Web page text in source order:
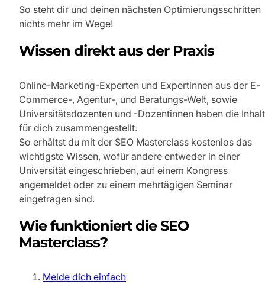
So steht dir und deinen nächsten Optimierungsschritten
nichts mehr im Wege!
Wissen direkt aus der Praxis
Online-Marketing-Experten und Expertinnen aus der E-
Commerce-, Agentur-, und Beratungs-Welt, sowie
Universitätsdozenten und -Dozentinnen haben die
für dich zusammengestellt.
So erhältst du mit der SEO Masterclass kostenlos das
wichtigste Wissen, wofür andere entweder in einer
Universität eingeschrieben, auf einem Kongress
angemeldet oder zu einem mehrtägigen Seminar
eingetragen sind.
Wie funktioniert die SEO
Masterclass?
Melde dich einfach